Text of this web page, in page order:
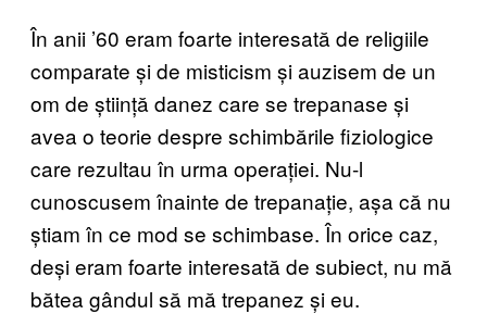
În anii ’60 eram foarte interesată de religiile
comparate și de misticism și auzisem de un
om de știință danez care se trepanase și
avea o teorie despre schimbările fiziologice
care rezultau în urma operației. Nu-l
cunoscusem înainte de trepanație, așa că nu
știam în ce mod se schimbase. În orice caz,
deși eram foarte interesată de subiect, nu mă
bătea gândul să mă trepanez și eu.